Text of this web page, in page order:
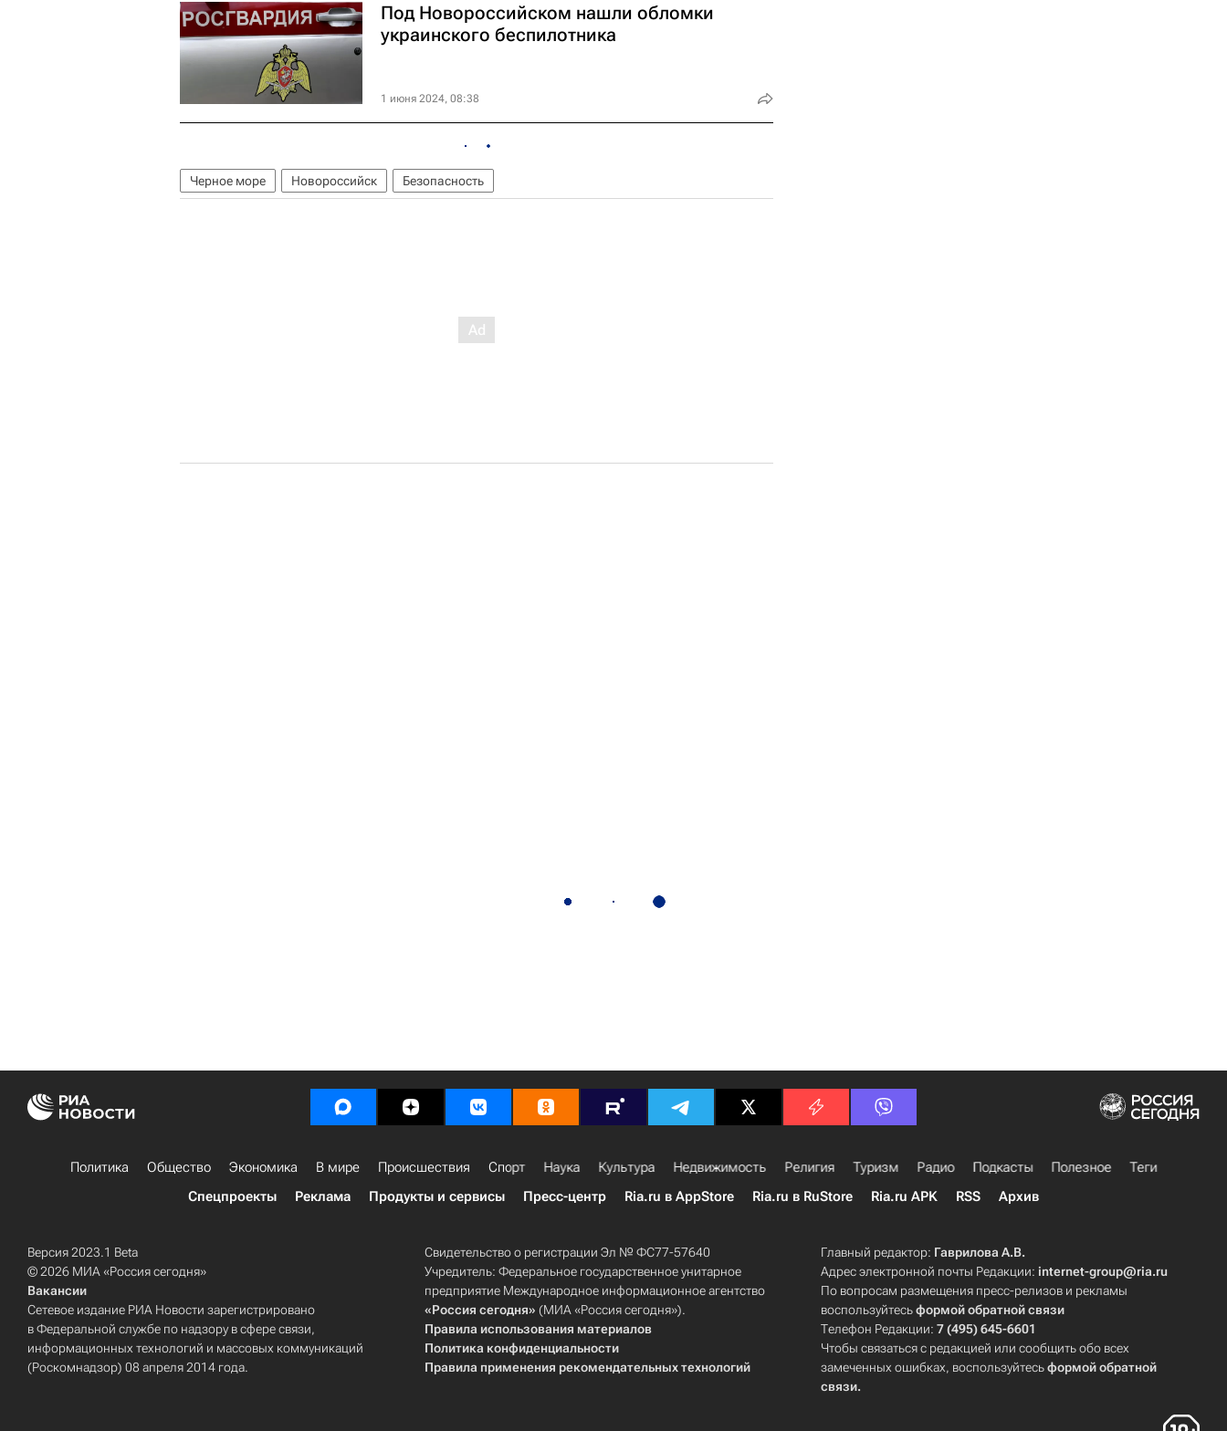
Под Новороссийском нашли обломки
украинского беспилотника
1 июня 2024, 08:38
Черное море Новороссийск Безопасность
Политика Общество Экономика В мире Происшествия Спорт Наука Культура Недвижимость Религия Туризм Радио Подкасты Полезное
Теги
Спецпроекты
Реклама Продукты и сервисы Пресс-центр Ria.ru в AppStore Ria.ru в RuStore Ria.ru APK RSS Архив
Версия 2023.1 Beta
© 2026 МИА «Россия сегодня»
Вакансии
Сетевое издание РИА Новости зарегистрировано
в Федеральной службе по надзору в сфере связи,
информационных технологий и массовых коммуникаций
(Роскомнадзор) 08 апреля 2014 года.
Свидетельство о регистрации Эл № ФС77-57640
Учредитель: Федеральное государственное унитарное
предприятие Международное информационное агентство
«Россия сегодня» (МИА «Россия сегодня»).
Правила использования материалов
Политика конфиденциальности
Правила применения рекомендательных технологий
Главный редактор: Гаврилова А.В.
Адрес электронной почты Редакции:internet-group@ria.ru
По вопросам размещения пресс-релизов и рекламы
воспользуйтесьформой обратной связи
Телефон Редакции:7 (495) 645-6601
Чтобы связаться с редакцией или сообщить обо всех
замеченных ошибках, воспользуйтесьформой обратной
связи.